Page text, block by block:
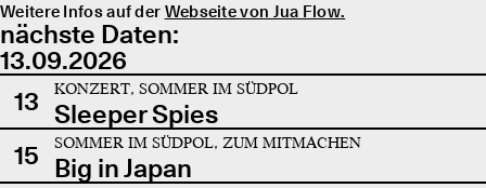
Weitere Infos auf der Webseite von Jua Flow.
nächste Daten:
13.09.2026
13
KONZERT, SOMMER IM SÜDPOL
Sleeper Spies
15
SOMMER IM SÜDPOL, ZUM MITMACHEN
Big in Japan